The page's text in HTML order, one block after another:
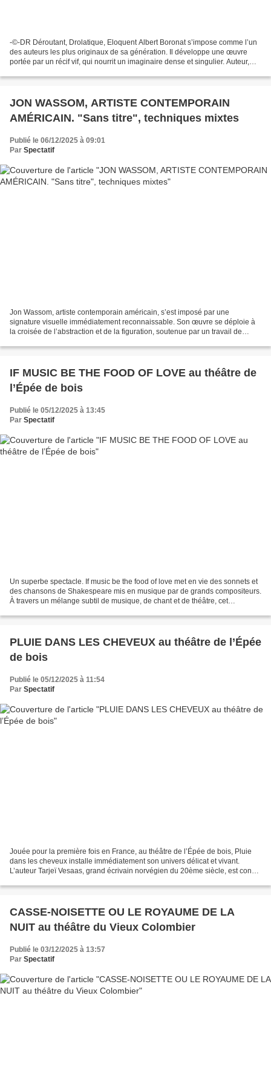
-©-DR Déroutant, Drolatique, Eloquent Albert Boronat s’impose comme l’un
des auteurs les plus originaux de sa génération. Il développe une œuvre
portée par un récif vif, qui nourrit un imaginaire dense et singulier. Auteur,
JON WASSOM, ARTISTE CONTEMPORAIN
AMÉRICAIN. "Sans titre", techniques mixtes
Publié le 06/12/2025 à 09:01
Par Spectatif
Jon Wassom, artiste contemporain américain, s’est imposé par une
signature visuelle immédiatement reconnaissable. Son œuvre se déploie à
la croisée de l’abstraction et de la figuration, soutenue par un travail de
IF MUSIC BE THE FOOD OF LOVE au théâtre de
l’Épée de bois
Publié le 05/12/2025 à 13:45
Par Spectatif
Un superbe spectacle. If music be the food of love met en vie des sonnets et
des chansons de Shakespeare mis en musique par de grands compositeurs.
À travers un mélange subtil de musique, de chant et de théâtre, cet
PLUIE DANS LES CHEVEUX au théâtre de l’Épée
de bois
Publié le 05/12/2025 à 11:54
Par Spectatif
Jouée pour la première fois en France, au théâtre de l’Épée de bois, Pluie
dans les cheveux installe immédiatement son univers délicat et vivant.
L’auteur Tarjeï Vesaas, grand écrivain norvégien du 20ème siècle, est connu
CASSE-NOISETTE OU LE ROYAUME DE LA
NUIT au théâtre du Vieux Colombier
Publié le 03/12/2025 à 13:57
Par Spectatif